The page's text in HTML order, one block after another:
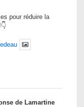
pour réduire la
de Lamartine